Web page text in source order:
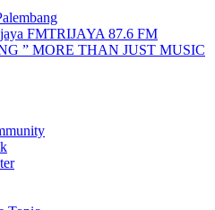
TRIJAYA 87.6 FM
” MORE THAN JUST MUSIC